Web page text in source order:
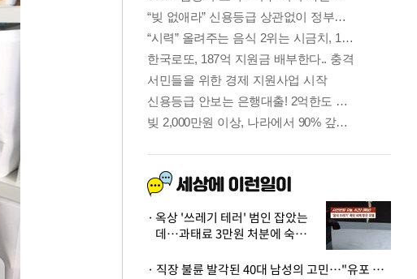
옥상 '쓰레기 테러' 범인 잡았는
데…과태료 3만원 처분에 숙박업
· 직장 불륜 발각된 40대 남성의 고민…"유포 동료 명예훼손·협박죄 고소 가능할까"